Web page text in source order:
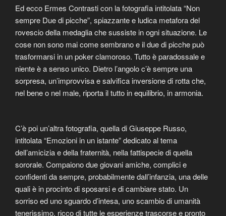
Ed ecco Ermes Contrasti con la fotografia intitolata “Non
sempre Due di picche”, spiazzante e ludica metafora del
rovescio della medaglia che sussiste in ogni situazione. Le
cose non sono mai come sembrano e il due di picche può
trasformarsi in un poker clamoroso. Tutto è paradossale e
niente è a senso unico. Dietro l’angolo c’è sempre una
sorpresa, un’improvvisa e salvifica inversione di rotta che,
nel bene o nel male, riporta il tutto in equilibrio, in armonia.
C’è poi un’altra fotografia, quella di Giuseppe Russo,
intitolata “Emozioni in un istante” dedicato al tema
dell’amicizia e della fraternità, nella fattispecie di quella
sororale. Compaiono due giovani amiche, complici e
confidenti da sempre, probabilmente dall’infanzia, una delle
quali è in procinto di sposarsi e di cambiare stato. Un
sorriso ed uno sguardo d’intesa, uno scambio di umanità
tenerissimo, ricco di tutte le esperienze trascorse e pronto